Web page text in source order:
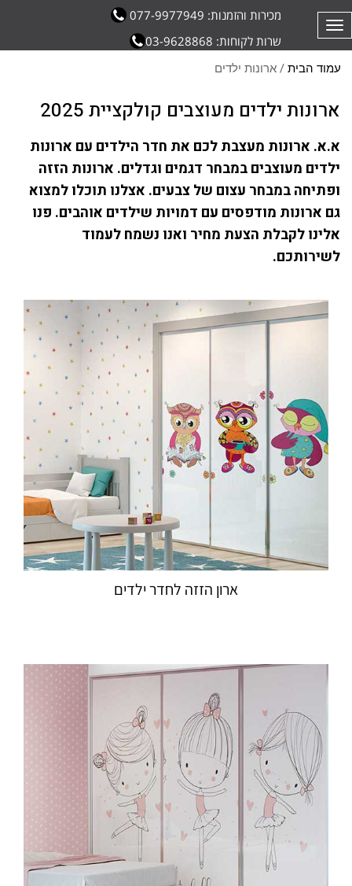
מכירות והזמנות: 077-9977949
שרות לקוחות: 03-9628868
תפריט
עמוד הבית / ארונות ילדים
ארונות ילדים מעוצבים קולקציית 2025
א.א. ארונות מעצבת לכם את חדר הילדים עם ארונות
ילדים מעוצבים במבחר דגמים וגדלים. ארונות הזזה
ופתיחה במבחר עצום של צבעים. אצלנו תוכלו למצוא
גם ארונות מודפסים עם דמויות שילדים אוהבים. פנו
אלינו לקבלת הצעת מחיר ואנו נשמח לעמוד
לשירותכם.
ארון הזזה לחדר ילדים